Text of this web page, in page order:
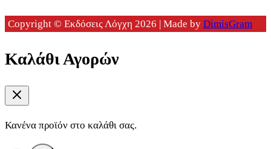
Copyright © Εκδόσεις Λόγχη 2026 | Made by DimisGram
Καλάθι Αγορών
Κανένα προϊόν στο καλάθι σας.